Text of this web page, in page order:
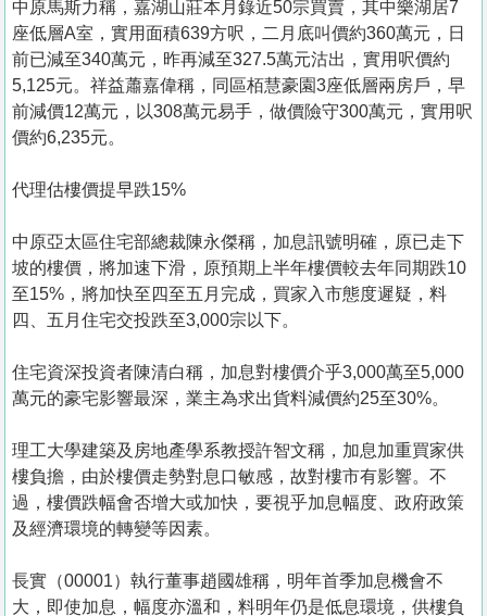
中原馬斯力稱，嘉湖山莊本月錄近50宗買賣，其中樂湖居7
座低層A室，實用面積639方呎，二月底叫價約360萬元，日
前已減至340萬元，昨再減至327.5萬元沽出，實用呎價約
5,125元。祥益蕭嘉偉稱，同區栢慧豪園3座低層兩房戶，早
前減價12萬元，以308萬元易手，做價險守300萬元，實用呎
價約6,235元。
代理估樓價提早跌15%
中原亞太區住宅部總裁陳永傑稱，加息訊號明確，原已走下
坡的樓價，將加速下滑，原預期上半年樓價較去年同期跌10
至15%，將加快至四至五月完成，買家入市態度遲疑，料
四、五月住宅交投跌至3,000宗以下。
住宅資深投資者陳清白稱，加息對樓價介乎3,000萬至5,000
萬元的豪宅影響最深，業主為求出貨料減價約25至30%。
理工大學建築及房地產學系教授許智文稱，加息加重買家供
樓負擔，由於樓價走勢對息口敏感，故對樓市有影響。不
過，樓價跌幅會否增大或加快，要視乎加息幅度、政府政策
及經濟環境的轉變等因素。
長實（00001）執行董事趙國雄稱，明年首季加息機會不
大，即使加息，幅度亦溫和，料明年仍是低息環境，供樓負